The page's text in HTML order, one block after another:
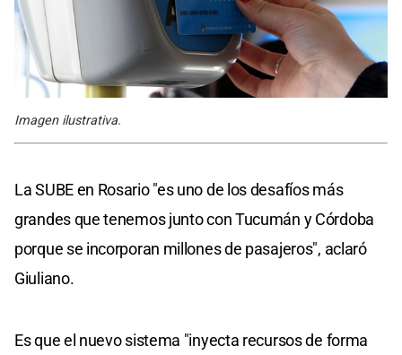
Imagen ilustrativa.
La SUBE en Rosario "es uno de los desafíos más
grandes que tenemos junto con Tucumán y Córdoba
porque se incorporan millones de pasajeros", aclaró
Giuliano.
Es que el nuevo sistema "inyecta recursos de forma